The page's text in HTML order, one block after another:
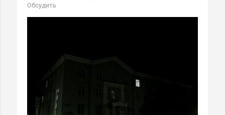
Обсудить